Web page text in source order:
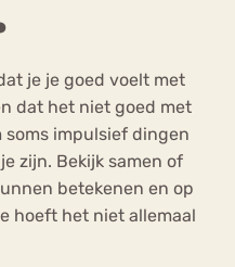
je je goed voelt met
dat het niet goed met
impulsief dingen
zijn. Bekijk samen of
betekenen en op
hoeft het niet allemaal